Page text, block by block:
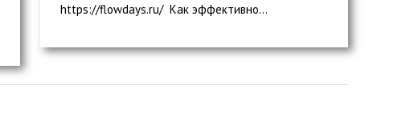
https://flowdays.ru/ Как эффективно...